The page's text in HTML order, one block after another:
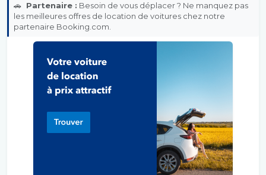
🚗 Partenaire : Besoin de vous déplacer ? Ne manquez pas
les meilleures offres de location de voitures chez notre
partenaire Booking.com.